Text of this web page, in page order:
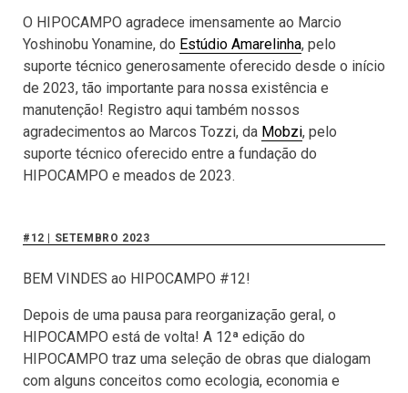
O HIPOCAMPO agradece imensamente ao Marcio
Yoshinobu Yonamine, do Estúdio Amarelinha, pelo
suporte técnico generosamente oferecido desde o início
de 2023, tão importante para nossa existência e
manutenção! Registro aqui também nossos
agradecimentos ao Marcos Tozzi, da Mobzi, pelo
suporte técnico oferecido entre a fundação do
HIPOCAMPO e meados de 2023.
#12 | SETEMBRO 2023
BEM VINDES ao HIPOCAMPO #12!
Depois de uma pausa para reorganização geral, o
HIPOCAMPO está de volta! A 12ª edição do
HIPOCAMPO traz uma seleção de obras que dialogam
com alguns conceitos como ecologia, economia e